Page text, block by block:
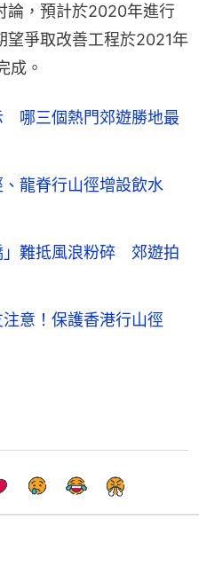
論，預計於2020年進行
望爭取改善工程於2021年
成。
哪三個熱門郊遊勝地最
、龍脊行山徑增設飲水
」難抵風浪粉碎 郊遊拍
注意！保護香港行山徑